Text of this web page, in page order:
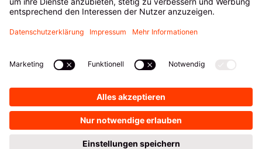
Karriere bei VIER
Sicherheit & Datenschutz
Glossar
KONTAKT
PRODUKTNAVIGATORDE|EN